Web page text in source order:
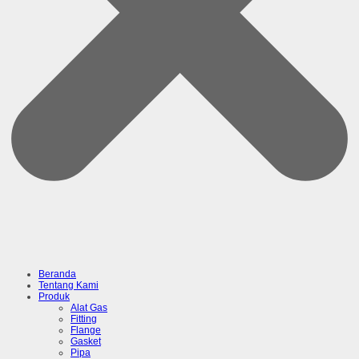
Beranda
Tentang Kami
Produk
Alat Gas
Fitting
Flange
Gasket
Pipa